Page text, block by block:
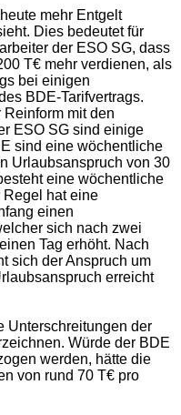
mehr Entgelt
Dies bedeutet für
der ESO SG, dass
T€ mehr verdienen, als
bei einigen
BDE-Tarifvertrags.
mit den
ESO SG sind einige
sind eine wöchentliche
Urlaubsanspruch von 30
eine wöchentliche
Regel hat eine
einen
sich nach zwei
Tag erhöht. Nach
sich der Anspruch um
erreicht
Unterschreitungen der
Würde der BDE
werden, hätte die
von rund 70 T€ pro